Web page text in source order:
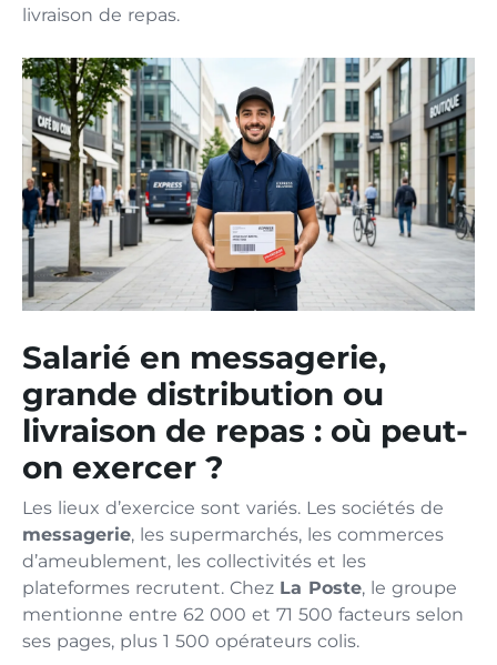
livraison de repas.
Salarié en messagerie,
grande distribution ou
livraison de repas : où peut-
on exercer ?
Les lieux d’exercice sont variés. Les sociétés de
messagerie, les supermarchés, les commerces
d’ameublement, les collectivités et les
plateformes recrutent. Chez La Poste, le groupe
mentionne entre 62 000 et 71 500 facteurs selon
ses pages, plus 1 500 opérateurs colis.